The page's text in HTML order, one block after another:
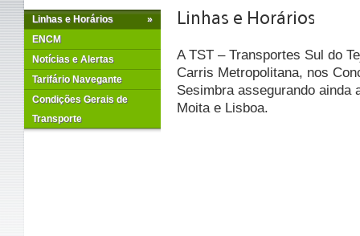
»
Linhas e Horários
ENCM
Notícias e Alertas
Tarifário Navegante
Condições Gerais de
Transporte
A TST – Transportes Sul do
Carris Metropolitana, nos
Sesimbra assegurando ainda
Moita e Lisboa.